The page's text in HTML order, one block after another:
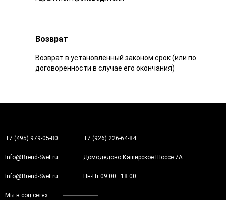
Возврат
Возврат в установленный законом срок (или по
договоренности в случае его окончания)
+7 (495) 979-05-80 +7 (926) 226-64-84
Info@Brend-Svet.ru Домодедово Каширское Шоссе 7А
Info@Brend-Svet.ru Пн-Пт 09:00—18:00
Мы в соц.сетях